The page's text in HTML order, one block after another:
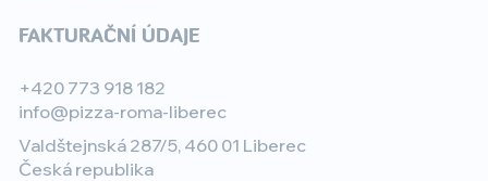
FAKTURAČNÍ ÚDAJE
+420 773 918 182
info@pizza-roma-liberec
Valdštejnská 287/5, 460 01 Liberec
Česká republika